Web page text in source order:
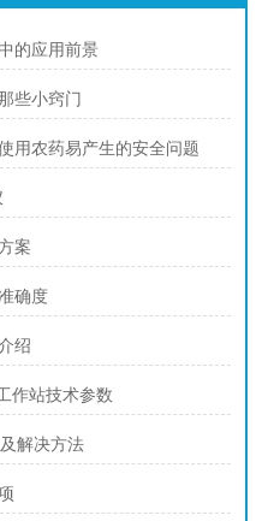
的应用前景
些小窍门
用农药易产生的安全问题
案
确度
绍
作站技术参数
解决方法